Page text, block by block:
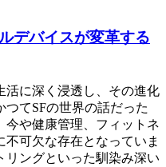
デバイスが変革する
活に深く浸透し、その進化
てSFの世界の話だった
今や健康管理、フィットネ
可欠な存在となっていま
リングといった馴染み深い